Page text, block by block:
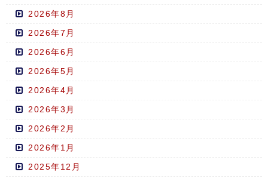
2026年8月
2026年7月
2026年6月
2026年5月
2026年4月
2026年3月
2026年2月
2026年1月
2025年12月